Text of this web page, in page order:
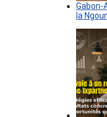
Gabon-
la